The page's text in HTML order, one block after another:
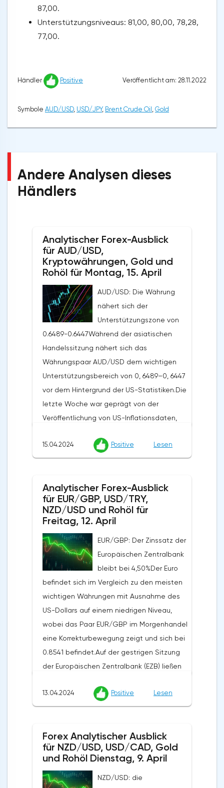
87,00.
Unterstützungsniveaus: 81,00, 80,00, 78,28,
77,00.
Händler Positive Veröffentlicht am: 28.11.2022
Symbole AUD/USD, USD/JPY, Brent Crude Oil , Gold
Andere Analysen dieses
Händlers
Analytischer Forex-Ausblick
für AUD/USD,
Kryptowährungen, Gold und
Rohöl für Montag, 15. April
AUD/USD: Die Währung
nähert sich der
Unterstützungszone von
0.6489-0.6447Während der asiatischen
Handelssitzung nähert sich das
Währungspaar AUD/USD dem wichtigen
Unterstützungsbereich von 0, 6489–0, 6447
vor dem Hintergrund der US-Statistiken.Die
letzte Woche war geprägt von der
Veröffentlichung von US-Inflationsdaten,
dem Markt beitrugen. Der US-
Verbraucherpreisindex stieg im März
Erwartungen der Analysten von 0,3% und
der jährliche Index lag bei 3,5%, ebenfalls
über den prognostizierten 3,4%. Der
Vorjahr um 2,1% von den vorherigen 1,6%,
obwohl Analysten einen Anstieg auf 2,2%
erwartet hatten, während der monatliche
Index von 0,6% auf 0,2% zurückging und die
Prognosen von 0,3% übertraf. Die zugrunde
liegende Inflationsrate stieg von 2,1% auf
2,4%, während die Prognose bei 2,3% lag.
Diese Daten verstärkten die Zweifel an der
Bereitschaft der Federal Reserve, den
Zinssatz bereits im Juni um 25 Basispunkte
zeigte ebenfalls schwache Ergebnisse: Die
entspricht, wobei der vorherige Wert von
-1,0% auf -2,5% revidiert
0.6859.Unterstützungsniveaus: 0.6489,
15.04.2024 Positive Lesen
Analytischer Forex-Ausblick
für EUR/GBP, USD/TRY,
NZD/USD und Rohöl für
Freitag, 12. April
EUR/GBP: Der Zinssatz der
Europäischen Zentralbank
bleibt bei 4,50%Der Euro
befindet sich im Vergleich zu den meisten
wichtigen Währungen mit Ausnahme des
US-Dollars auf einem niedrigen Niveau,
wobei das Paar EUR/GBP im Morgenhandel
eine Korrekturbewegung zeigt und sich bei
0.8541 befindet.Auf der gestrigen Sitzung
der Europäischen Zentralbank (EZB) ließen
unverändert (Leitzins 4,50%, Marginsatz
4,75%, Einlagensatz 4,00%) und äußerten
Inflationsdruck nachlässt. Die
Regulierungsbehörden haben bestätigt,
dass die aktuelle Verlangsamung des
Preisanstiegs für Konsumgüter aufgrund
13.04.2024 Positive Lesen
Forex Analytischer Ausblick
für NZD/USD, USD/CAD, Gold
und Rohöl Dienstag, 9. April
NZD/USD: die